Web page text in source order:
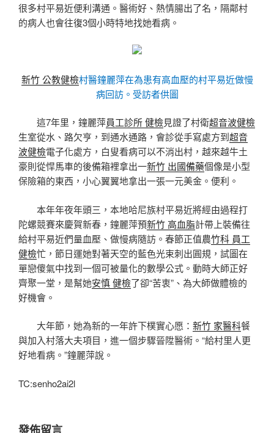
很多村平易近便利溝通。醫術好、熱情腸出了名，隔鄰村
的病人也會往復3個小時特地找她看病。
新竹 公教健檢村醫鐘麗萍在為患有高血壓的村平易近做慢
病回訪。受訪者供圖
這7年里，鐘麗萍員工診所 健檢見證了村衛超音波健檢
生室從水、路欠亨，到通水通路，會診從手寫處方到超音
波健檢電子化處方，白叟看病可以不消出村，越來越牛土
豪則從悍馬車的後備箱裡拿出一新竹 出國備藥個像是小型
保險箱的東西，小心翼翼地拿出一張一元美金。便利。
本年年夜年頭三，本地哈尼族村平易近將經由過程打
陀螺競賽來慶賀新春，鐘麗萍預新竹 高血脂計帶上裝備往
給村平易近們量血壓、做慢病隨訪。春節正值農竹科 員工
健檢忙，節日運她對著天空的藍色光束刺出圓規，試圖在
單戀傻氣中找到一個可被量化的數學公式。動時大師正好
齊聚一堂，是幫她安慎 健檢了卻“苦衷”、為大師做體檢的
好機會。
大年節，她為新的一年許下樸實心愿： 新竹 家醫科餐
與加入村落大夫項目，進一個步驟晉陞醫術。“給村里人更
好地看病。”鐘麗萍說。
TC:senho2ai2l